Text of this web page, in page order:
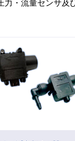
力・流量センサ及